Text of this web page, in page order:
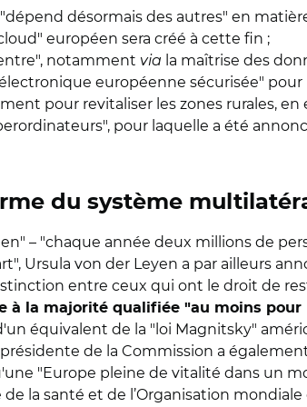
désormais des autres" en
européen sera créé à cette fin ;
notamment via la maîtrise des
européenne sécurisée"
pour revitaliser les zones rurales,
pour laquelle a été
du système
– "chaque année deux millions de
Ursula von der Leyen a par ailleurs
entre ceux qui ont le droit de
à la majorité qualifiée "au moins pour
équivalent de la "loi Magnitsky"
de la Commission a
"Europe pleine de vitalité dans un
la santé et de l’Organisation